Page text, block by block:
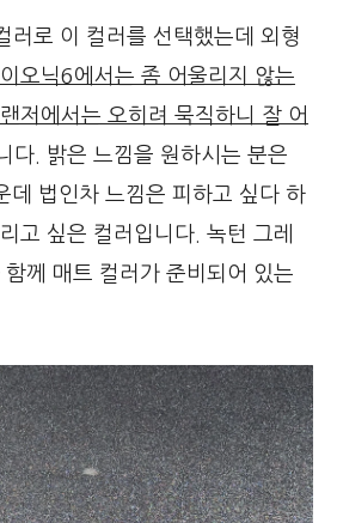
러로 이 컬러를 선택했는데 외형
오닉6에서는 좀 어울리지 않는
저에서는 오히려 묵직하니 잘 어
다. 밝은 느낌을 원하시는 분은
데 법인차 느낌은 피하고 싶다 하
고 싶은 컬러입니다. 녹턴 그레
께 매트 컬러가 준비되어 있는